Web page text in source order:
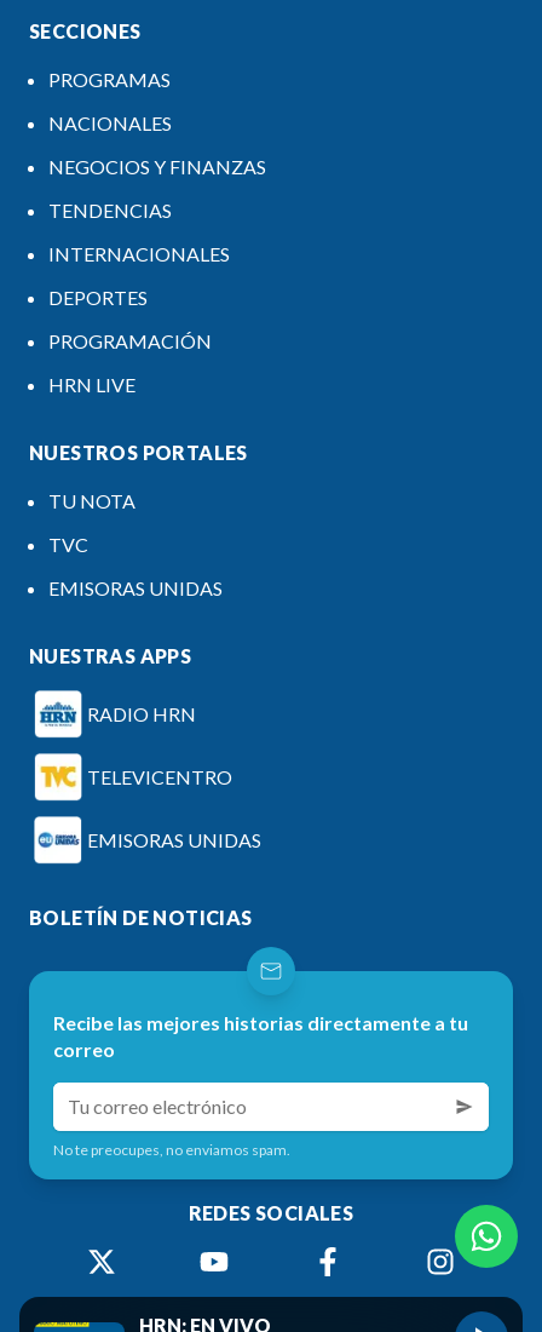
SECCIONES
PROGRAMAS
NACIONALES
NEGOCIOS Y FINANZAS
TENDENCIAS
INTERNACIONALES
DEPORTES
PROGRAMACIÓN
HRN LIVE
NUESTROS PORTALES
TU NOTA
TVC
EMISORAS UNIDAS
NUESTRAS APPS
RADIO HRN
TELEVICENTRO
EMISORAS UNIDAS
BOLETÍN DE NOTICIAS
Recibe las mejores historias directamente a tu
correo
No te preocupes, no enviamos spam.
REDES SOCIALES
HRN: EN VIVO